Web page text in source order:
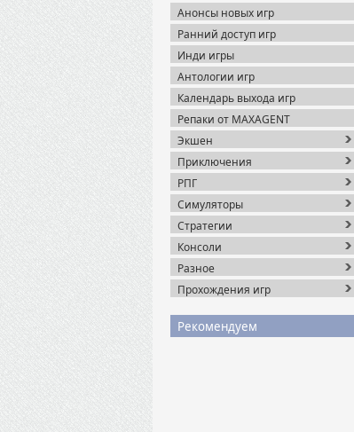
Анонсы новых игр
Ранний доступ игр
Инди игры
Антологии игр
Календарь выхода игр
Репаки от MAXAGENT
Экшен
Приключения
РПГ
Симуляторы
Стратегии
Консоли
Разное
Прохождения игр
Рекомендуем